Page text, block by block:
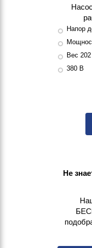
Напор
Вес 202
380 В
Не